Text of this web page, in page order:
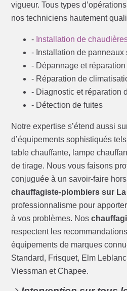
vigueur. Tous types
nos techniciens hautement
- Installation de
- Installation de panneaux
- Dépannage et
- Réparation de
- Diagnostic et réparation
- Détection de fuites
Notre expertise s’étend aussi
d’équipements sophistiqués
table chauffante, lampe
de tirage. Nous vous faisons
conjuguée à un savoir-faire
chauffagiste-plombiers sur
professionnalisme pour
à vos problèmes. Nos
respectent les
équipements de marques
Standard, Frisquet, Elm
Viessman et Chapee.